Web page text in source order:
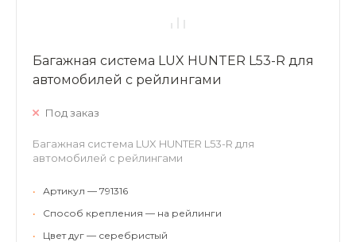
Багажная система LUX HUNTER L53-R для
автомобилей с рейлингами
Под заказ
Багажная система LUX HUNTER L53-R для
автомобилей с рейлингами
•
Артикул — 791316
•
Способ крепления — на рейлинги
•
Цвет дуг — серебристый